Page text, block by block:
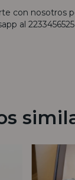
con nosotros
al